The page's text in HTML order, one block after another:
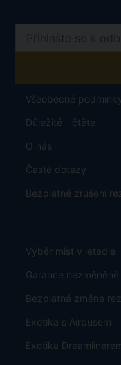
Všeobecné
Důležité - čtěte
O nás
Časté dotazy
Bezplatné zrušení
Výběr míst v letadle
Garance
Bezplatná změna
Exotika s Airbusem
Exotika